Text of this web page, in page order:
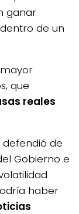
ganar
de un
que
reales
defendió de
Gobierno e
haber